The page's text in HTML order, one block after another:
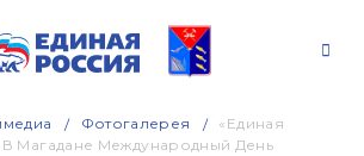
Фотогалерея
«Единая
Магадане Международный День